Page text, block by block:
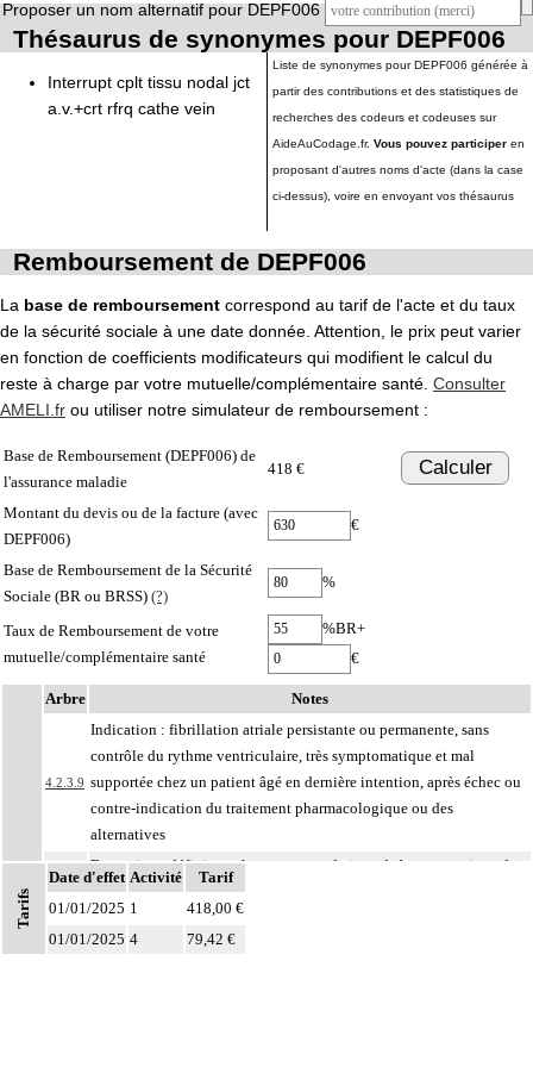
Proposer un nom alternatif pour DEPF006
Thésaurus de synonymes pour DEPF006
Interrupt cplt tissu nodal jct
a.v.+crt rfrq cathe vein
Liste de synonymes pour DEPF006 générée à
partir des contributions et des statistiques de
recherches des codeurs et codeuses sur
AideAuCodage.fr. Vous pouvez participer en
proposant d'autres noms d'acte (dans la case
ci-dessus), voire en envoyant vos thésaurus
Remboursement de DEPF006
La base de remboursement correspond au tarif de l'acte et du taux
de la sécurité sociale à une date donnée. Attention, le prix peut varier
en fonction de coefficients modificateurs qui modifient le calcul du
reste à charge par votre mutuelle/complémentaire santé. Consulter
AMELI.fr ou utiliser notre simulateur de remboursement :
Base de Remboursement (DEPF006) de
l'assurance maladie
418 € Calculer
Montant du devis ou de la facture (avec
DEPF006)
€
Base de Remboursement de la Sécurité
Sociale (BR ou BRSS) (?)
%
Taux de Remboursement de votre
mutuelle/complémentaire santé
%BR+
€
Arbre Notes
4.2.3.9
Indication : fibrillation atriale persistante ou permanente, sans
contrôle du rythme ventriculaire, très symptomatique et mal
supportée chez un patient âgé en dernière intention, après échec ou
contre-indication du traitement pharmacologique ou des
alternatives
4.2.3.9
Formation : définie par les recommandations de bonne pratique de
la Société française de cardiologie
4.2.3.9
Environnement : défini par les recommandations de bonne pratique
de la Société française de cardiologie
Tarifs
Date d'effet Activité
Tarif
01/01/2025 1
418,00 €
01/01/2025 4 79,42 €